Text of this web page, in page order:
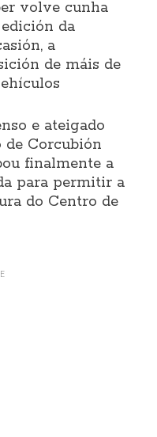
volve cunha
da
a
de máis de
e ateigado
de Corcubión
finalmente a
para permitir a
do Centro de